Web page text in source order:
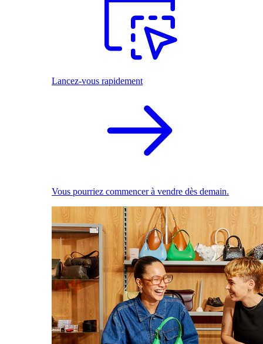
Lancez-vous rapidement
Vous pourriez commencer à vendre dès demain.